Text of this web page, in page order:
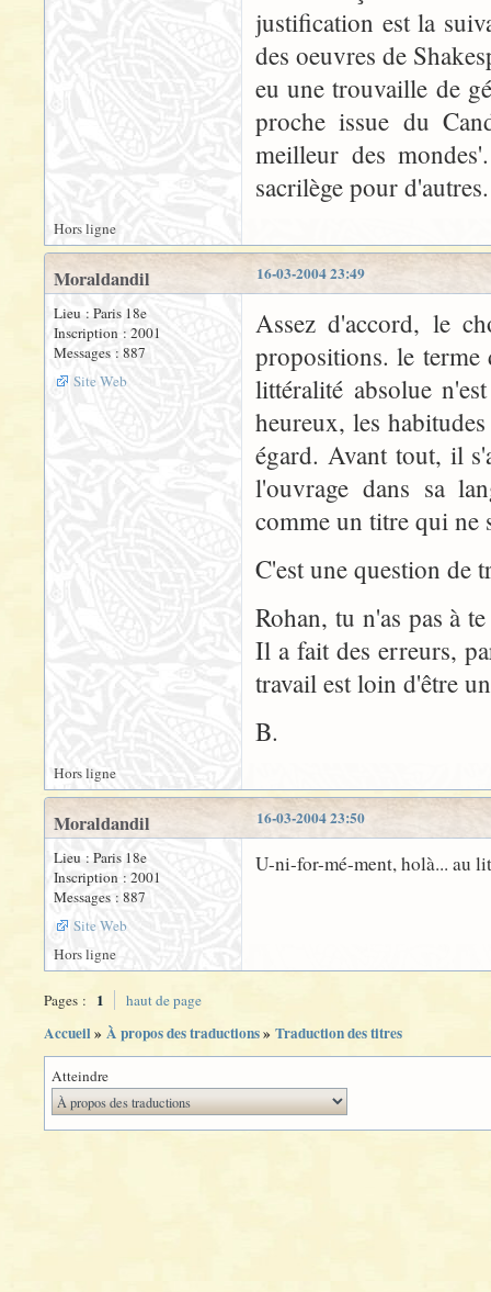
justification est la
des oeuvres de
eu une trouvaille de
proche issue du
meilleur des
sacrilège pour
Hors ligne
16-03-2004 23:49
Moraldandil
Lieu : Paris 18e
Inscription : 2001
Messages : 887
Site Web
Assez d'accord, le
propositions. le
littéralité absolue
heureux, les
égard. Avant tout, il
l'ouvrage dans sa
comme un titre qui ne
C'est une question de
Rohan, tu n'as pas à
Il a fait des erreurs,
travail est loin d'être
B.
Hors ligne
16-03-2004 23:50
Moraldandil
Lieu : Paris 18e
Inscription : 2001
Messages : 887
Site Web
U-ni-for-mé-ment, holà... au
Hors ligne
Pages : 1 haut de page
Accueil» À propos des traductions» Traduction des titres
Atteindre